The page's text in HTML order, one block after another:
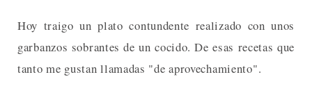
Hoy traigo un plato contundente realizado con unos
garbanzos sobrantes de un cocido. De esas recetas que
tanto me gustan llamadas "de aprovechamiento".